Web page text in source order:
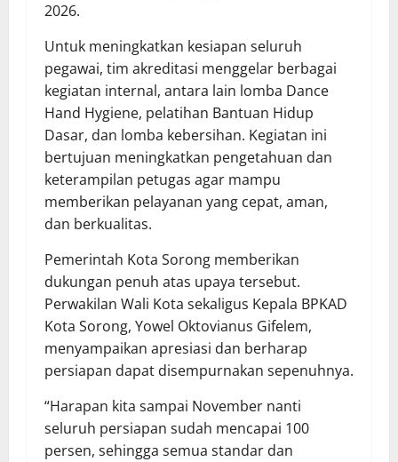
2026.
Untuk meningkatkan kesiapan seluruh
pegawai, tim akreditasi menggelar berbagai
kegiatan internal, antara lain lomba Dance
Hand Hygiene, pelatihan Bantuan Hidup
Dasar, dan lomba kebersihan. Kegiatan ini
bertujuan meningkatkan pengetahuan dan
keterampilan petugas agar mampu
memberikan pelayanan yang cepat, aman,
dan berkualitas.
Pemerintah Kota Sorong memberikan
dukungan penuh atas upaya tersebut.
Perwakilan Wali Kota sekaligus Kepala BPKAD
Kota Sorong, Yowel Oktovianus Gifelem,
menyampaikan apresiasi dan berharap
persiapan dapat disempurnakan sepenuhnya.
“Harapan kita sampai November nanti
seluruh persiapan sudah mencapai 100
persen, sehingga semua standar dan